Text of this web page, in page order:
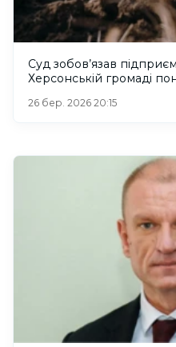
Суд зобов’язав
Херсонській громаді
26 бер. 2026 20:15